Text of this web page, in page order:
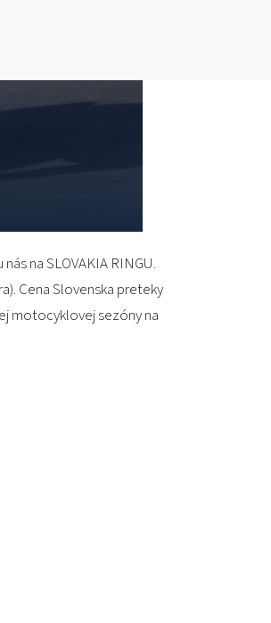
na SLOVAKIA RINGU.
Cena Slovenska preteky
motocyklovej sezóny na